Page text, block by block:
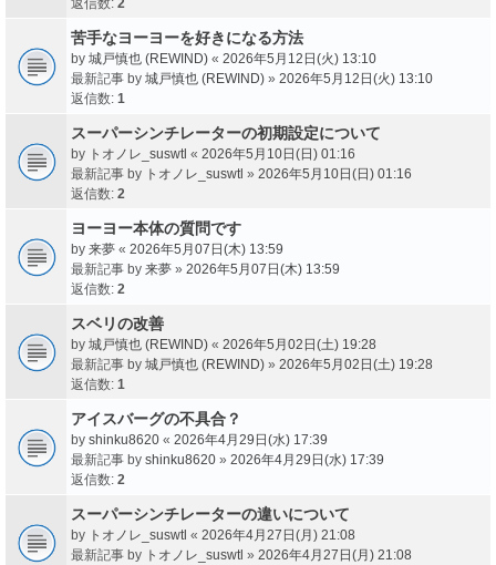
苦手なヨーヨーを好きになる方法
by 城戸慎也 (REWIND) « 2026年5月12日(火) 13:10
最新記事 by 城戸慎也 (REWIND) » 2026年5月12日(火) 13:10
返信数: 1
スーパーシンチレーターの初期設定について
by トオノレ_suswtl « 2026年5月10日(日) 01:16
最新記事 by トオノレ_suswtl » 2026年5月10日(日) 01:16
返信数: 2
ヨーヨー本体の質問です
by 来夢 « 2026年5月07日(木) 13:59
最新記事 by 来夢 » 2026年5月07日(木) 13:59
返信数: 2
スベリの改善
by 城戸慎也 (REWIND) « 2026年5月02日(土) 19:28
最新記事 by 城戸慎也 (REWIND) » 2026年5月02日(土) 19:28
返信数: 1
アイスバーグの不具合？
by shinku8620 « 2026年4月29日(水) 17:39
最新記事 by shinku8620 » 2026年4月29日(水) 17:39
返信数: 2
スーパーシンチレーターの違いについて
by トオノレ_suswtl « 2026年4月27日(月) 21:08
最新記事 by トオノレ_suswtl » 2026年4月27日(月) 21:08